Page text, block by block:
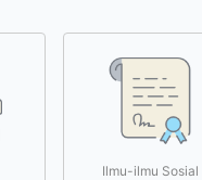
Ilmu-ilmu Sosial